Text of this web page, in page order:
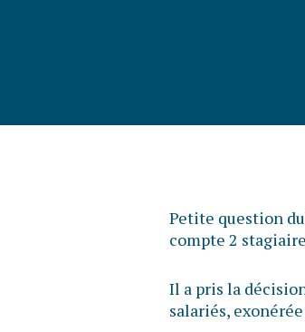
Petite question
compte 2
Il a pris la
salariés,